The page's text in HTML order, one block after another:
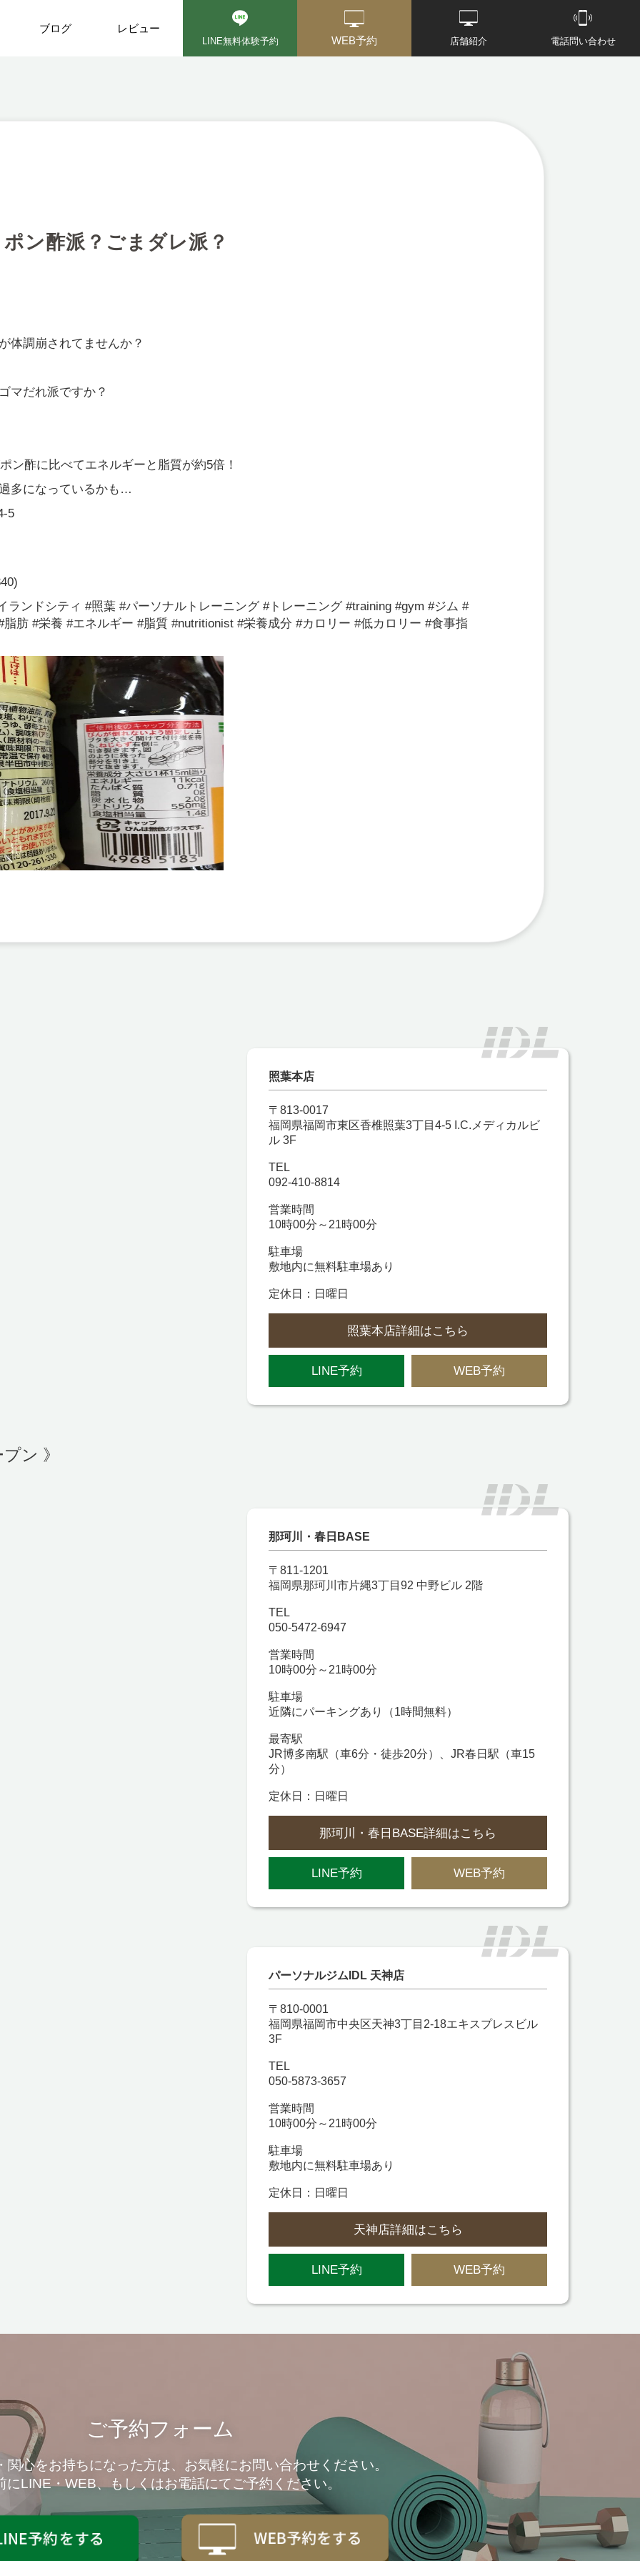
ブログ レビュー
LINE無料体験予約 WEB予約 店舗紹介 電話問い合わせ
ポン酢派？ごまダレ派？
体調崩されてませんか？
マだれ派ですか？
ン酢に比べてエネルギーと脂質が約5倍！
多になっているかも…
5
ランドシティ #照葉 #パーソナルトレーニング #トレーニング #training #gym #ジム #
肪 #栄養 #エネルギー #脂質 #nutritionist #栄養成分 #カロリー #低カロリー #食事指
照葉本店
〒813-0017
福岡県福岡市東区香椎照葉3丁目4-5 I.C.メディカルビ
ル 3F
TEL
092-410-8814
営業時間
10時00分～21時00分
駐車場
敷地内に無料駐車場あり
定休日：日曜日
照葉本店詳細はこちら
LINE予約 WEB予約
ン 》
那珂川・春日BASE
〒811-1201
福岡県那珂川市片縄3丁目92 中野ビル 2階
TEL
050-5472-6947
営業時間
10時00分～21時00分
駐車場
近隣にパーキングあり（1時間無料）
最寄駅
JR博多南駅（車6分・徒歩20分）、JR春日駅（車15
分）
定休日：日曜日
那珂川・春日BASE詳細はこちら
LINE予約 WEB予約
パーソナルジムIDL 天神店
〒810-0001
福岡県福岡市中央区天神3丁目2-18エキスプレスビル
3F
TEL
050-5873-3657
営業時間
10時00分～21時00分
駐車場
敷地内に無料駐車場あり
定休日：日曜日
天神店詳細はこちら
LINE予約 WEB予約
ご予約フォーム
関心をお持ちになった方は、お気軽にお問い合わせください。
にLINE・WEB、もしくはお電話にてご予約ください。